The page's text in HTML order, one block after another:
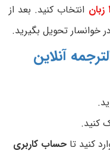
انتخاب کنید. بعد از
خوانسار تحویل بگیرید.
آنلاین
کنید.
کنید تا حساب کاربری